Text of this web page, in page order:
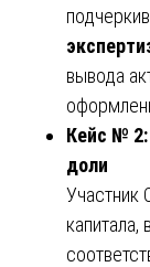
вывода
Кейс № 2:
доли
Участник